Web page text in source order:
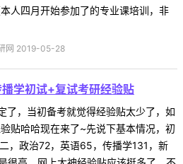
人四月开始参加了的专业课培训，非
网 2019-05-28
学初试+复试考研经验贴
了，当初备考就觉得经验贴太少了，如
贴哈哈现在来了~先说下基本情况，初
，政治72，英语65，传播学131，新